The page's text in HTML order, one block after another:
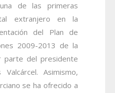
de las primeras
extranjero en la
del Plan de
2009-2013 de la
parte del presidente
Asimismo,
se ha ofrecido a